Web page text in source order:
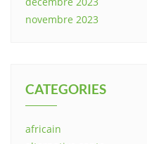
novembre 2023
CATEGORIES
africain